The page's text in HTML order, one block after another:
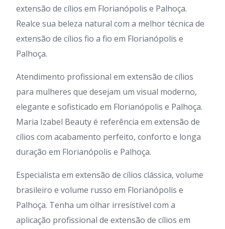
extensão de cílios em Florianópolis e Palhoça.
Realce sua beleza natural com a melhor técnica de
extensão de cílios fio a fio em Florianópolis e
Palhoça.
Atendimento profissional em extensão de cílios
para mulheres que desejam um visual moderno,
elegante e sofisticado em Florianópolis e Palhoça.
Maria Izabel Beauty é referência em extensão de
cílios com acabamento perfeito, conforto e longa
duração em Florianópolis e Palhoça.
Especialista em extensão de cílios clássica, volume
brasileiro e volume russo em Florianópolis e
Palhoça. Tenha um olhar irresistível com a
aplicação profissional de extensão de cílios em